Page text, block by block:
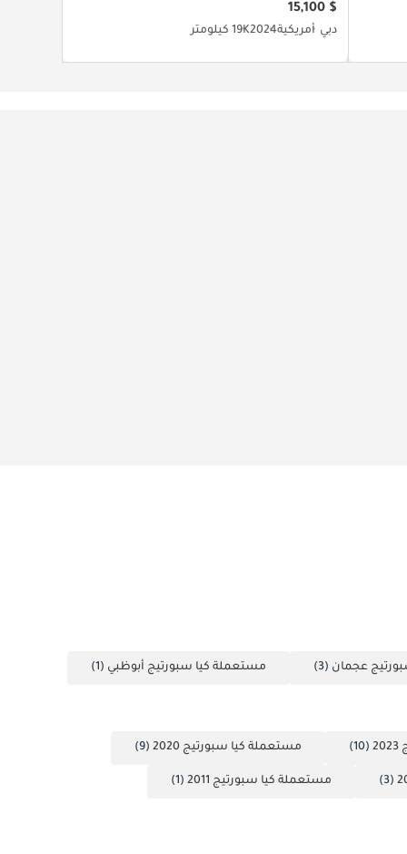
$ 15,100
دبي أمريكية202419K كيلومتر
عجمان (3) مستعملة كيا سبورتيج أبوظبي (1)
(10) مستعملة كيا سبورتيج 2020 (9)
(3) مستعملة كيا سبورتيج 2011 (1)